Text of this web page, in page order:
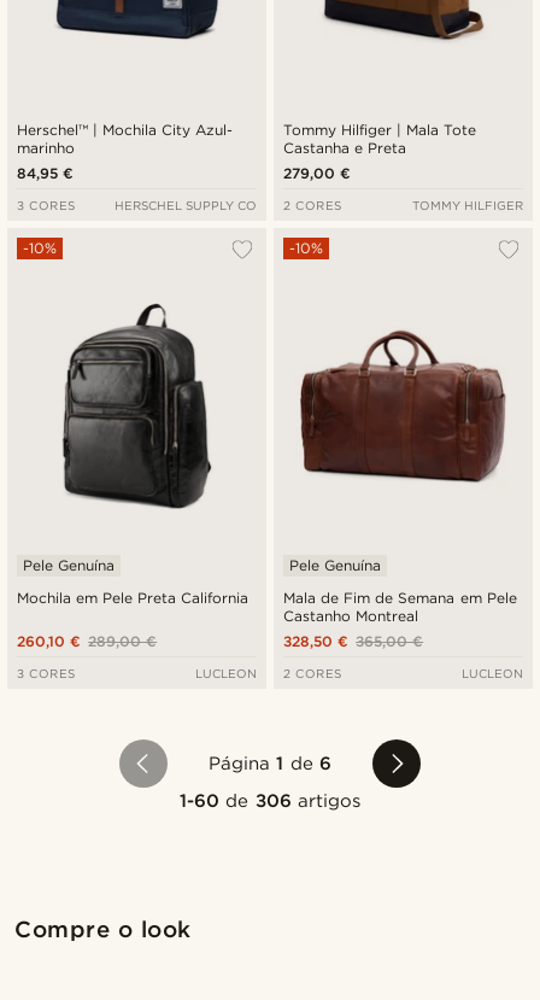
Herschel™ | Mochila City Azul-
marinho
84,95 €
3 CORES HERSCHEL SUPPLY CO
Tommy Hilfiger | Mala Tote
Castanha e Preta
279,00 €
2 CORES TOMMY HILFIGER
Mochila em Pele Preta California
-10%
Pele Genuína
289,00 €
260,10 €
3 CORES LUCLEON
Mala de Fim de Semana em Pele
Castanho Montreal
-10%
Pele Genuína
365,00 €
328,50 €
2 CORES LUCLEON
Página1 de 6
1-60 de 306 artigos
Compre o look